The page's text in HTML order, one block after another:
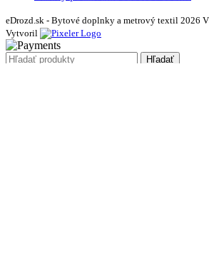
eDrozd.sk - Bytové doplnky a metrový textil 2026
Vytvoril
Hľadať